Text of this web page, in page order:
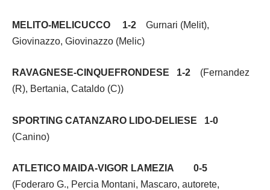
MELITO-MELICUCCO 1-2
Gurnari (Melit),
Giovinazzo, Giovinazzo (Melic)
RAVAGNESE-CINQUEFRONDESE 1-2 (Fernandez
(R), Bertania, Cataldo (C))
SPORTING CATANZARO LIDO-DELIESE 1-0
(Canino)
ATLETICO MAIDA-VIGOR LAMEZIA 0-5
(Foderaro G., Percia Montani, Mascaro, autorete,